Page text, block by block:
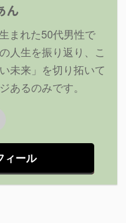
ん
まれた50代男性で
人生を振り返り、こ
未来」を切り拓いて
あるのみです。
ィール